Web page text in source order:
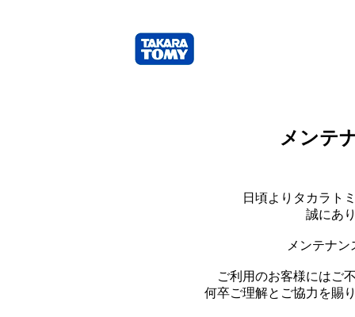
メンテ
日頃よりタカラト
誠にあ
メンテナ
ご利用のお客様にはご
何卒ご理解とご協力を賜